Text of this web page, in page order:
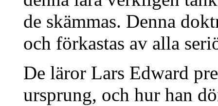
de skämmas. Denna
och förkastas av alla
De läror Lars Edward
ursprung, och hur han